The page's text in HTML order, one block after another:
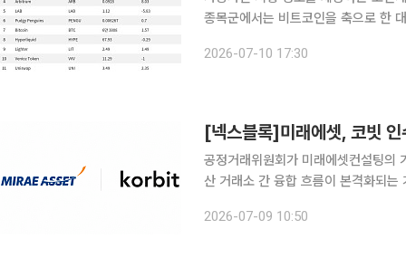
종목군에서는 비트코인을 축으로 한
래되며 24시간 기준 1.57% 올랐고,
2026-07-10 17:30
공정거래위원회가 미래에셋컨설팅의
산 거래소 간 융합 흐름이 본격화되
1334억 원에 취득하는 기업결합을
2026-07-09 10:50